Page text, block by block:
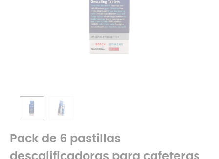
Pack de 6 pastillas
descalificadoras para cafeteras